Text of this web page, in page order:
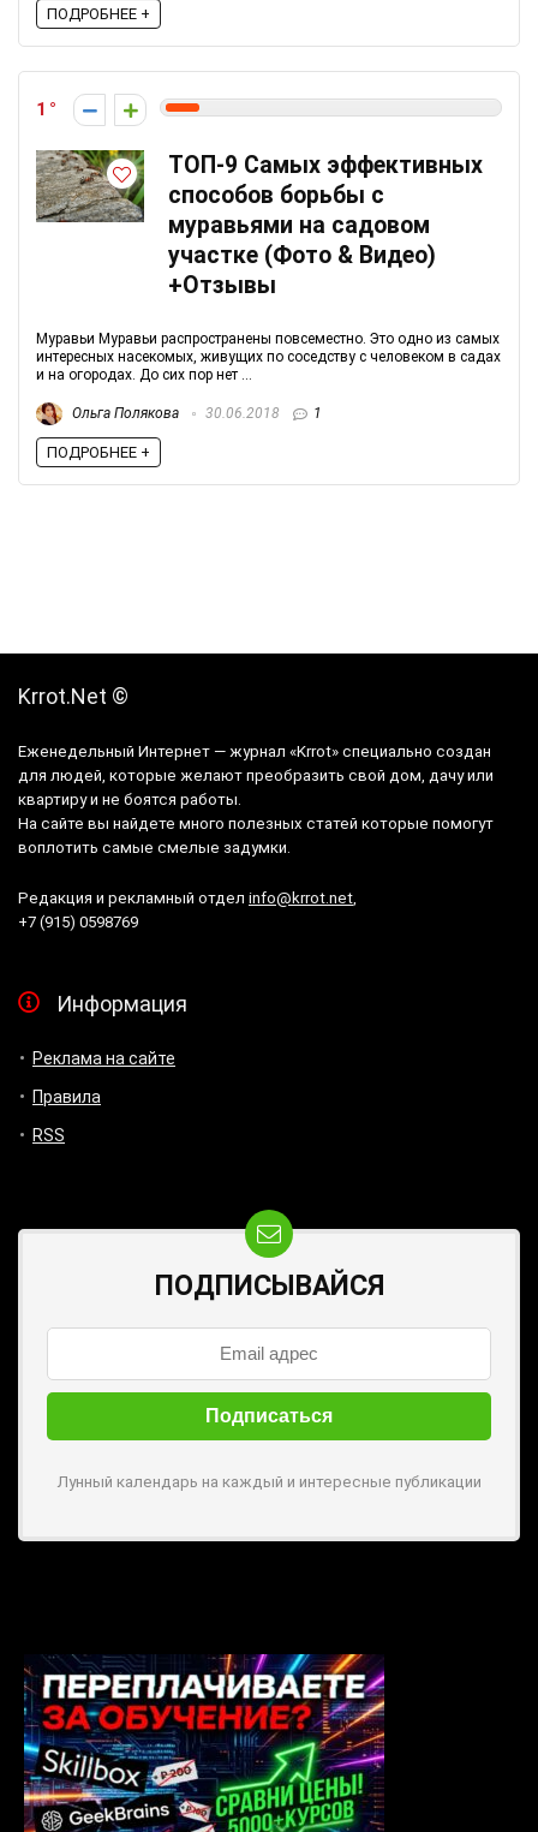
ПОДРОБНЕЕ +
1
ТОП-9 Самых эффективных
способов борьбы с
муравьями на садовом
участке (Фото & Видео)
+Отзывы
Муравьи Муравьи распространены повсеместно. Это одно из самых
интересных насекомых, живущих по соседству с человеком в садах
и на огородах. До сих пор нет ...
Ольга Полякова 30.06.2018 1
ПОДРОБНЕЕ +
Krrot.Net ©
Еженедельный Интернет — журнал «Krrot» специально создан
для людей, которые желают преобразить свой дом, дачу или
квартиру и не боятся работы.
На сайте вы найдете много полезных статей которые помогут
воплотить самые смелые задумки.
Редакция и рекламный отдел info@krrot.net
+7 (915) 0598769
Информация
Реклама на сайте
Правила
RSS
ПОДПИСЫВАЙСЯ
Лунный календарь на каждый и интересные публикации